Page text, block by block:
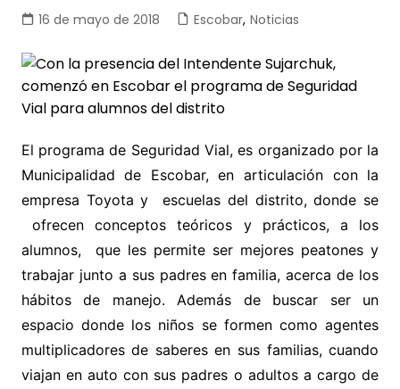
16 de mayo de 2018 Escobar, Noticias
El programa de Seguridad Vial, es organizado por la
Municipalidad de Escobar, en articulación con la
empresa Toyota y escuelas del distrito, donde se
ofrecen conceptos teóricos y prácticos, a los
alumnos, que les permite ser mejores peatones y
trabajar junto a sus padres en familia, acerca de los
hábitos de manejo. Además de buscar ser un
espacio donde los niños se formen como agentes
multiplicadores de saberes en sus familias, cuando
viajan en auto con sus padres o adultos a cargo de